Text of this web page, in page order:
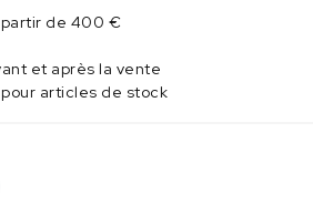
de 400 €
et après la vente
pour articles de stock